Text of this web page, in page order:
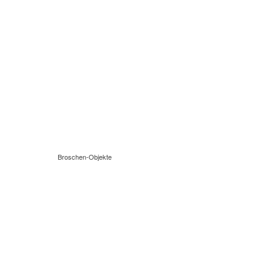
Broschen-Objekte